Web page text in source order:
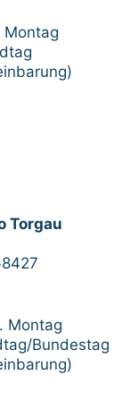
Montag
Torgau
Montag
Bundestag